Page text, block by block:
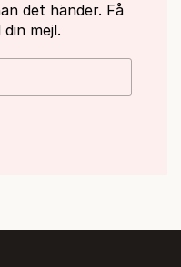
det händer. Få
mejl.